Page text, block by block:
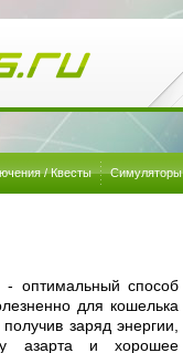
/ Квесты Симуляторы
оптимальный способ
для кошелька
заряд энергии,
азарта и хорошее